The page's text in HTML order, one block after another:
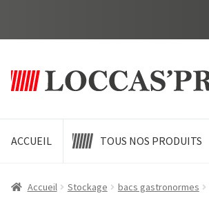
la
contenu
ACCUEIL TOUS NOS PRODUITS
Accueil Stockage bacs gastronormes